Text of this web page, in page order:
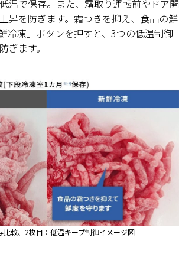
温で保存。また、霜取り運転前やドア開
昇を防ぎます。霜つきを抑え、食品の鮮
冷凍」ボタンを押すと、3つの低温制御
ぎます。
較、2枚目：低温キープ制御イメージ図